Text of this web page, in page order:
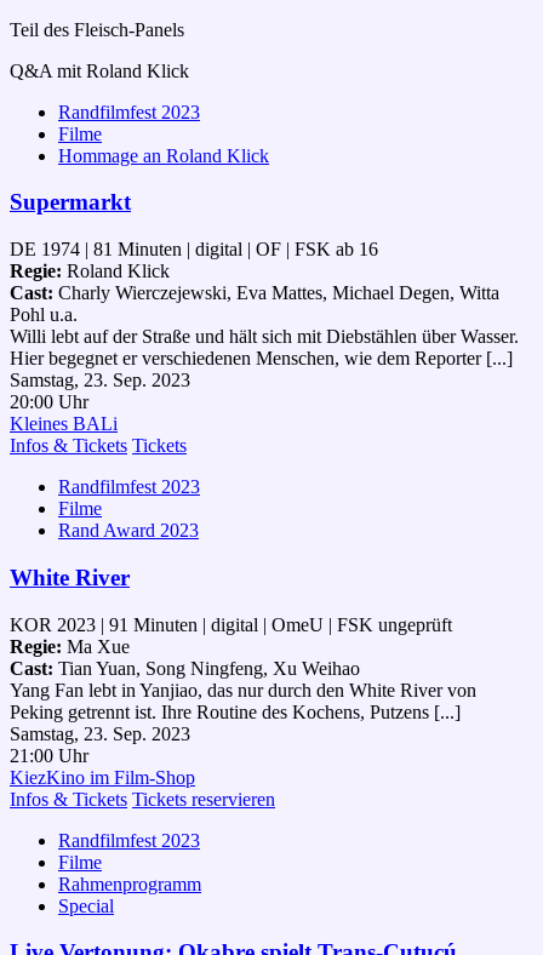
Teil des Fleisch-Panels
Q&A mit Roland Klick
Randfilmfest 2023
Filme
Hommage an Roland Klick
Supermarkt
DE 1974 | 81 Minuten | digital | OF | FSK ab 16
Regie: Roland Klick
Cast: Charly Wierczejewski, Eva Mattes, Michael Degen, Witta
Pohl u.a.
Willi lebt auf der Straße und hält sich mit Diebstählen über Wasser.
Hier begegnet er verschiedenen Menschen, wie dem Reporter [...]
Samstag, 23. Sep. 2023
20:00 Uhr
Kleines BALi
Infos & Tickets Tickets
Randfilmfest 2023
Filme
Rand Award 2023
White River
KOR 2023 | 91 Minuten | digital | OmeU | FSK ungeprüft
Regie: Ma Xue
Cast: Tian Yuan, Song Ningfeng, Xu Weihao
Yang Fan lebt in Yanjiao, das nur durch den White River von
Peking getrennt ist. Ihre Routine des Kochens, Putzens [...]
Samstag, 23. Sep. 2023
21:00 Uhr
KiezKino im Film-Shop
Infos & Tickets Tickets reservieren
Randfilmfest 2023
Filme
Rahmenprogramm
Special